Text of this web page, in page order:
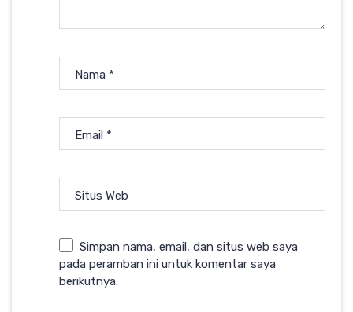
Nama *
Email *
Situs Web
Simpan nama, email, dan situs web saya
pada peramban ini untuk komentar saya
berikutnya.